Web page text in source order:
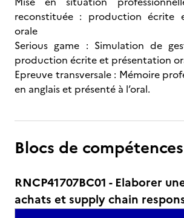
reconstituée : production écrite
orale
Serious game : Simulation de
production écrite et présentation
Epreuve transversale : Mémoire
en anglais et présenté à l’oral.
Blocs de compétences
RNCP41707BC01 - Elaborer
achats et supply chain